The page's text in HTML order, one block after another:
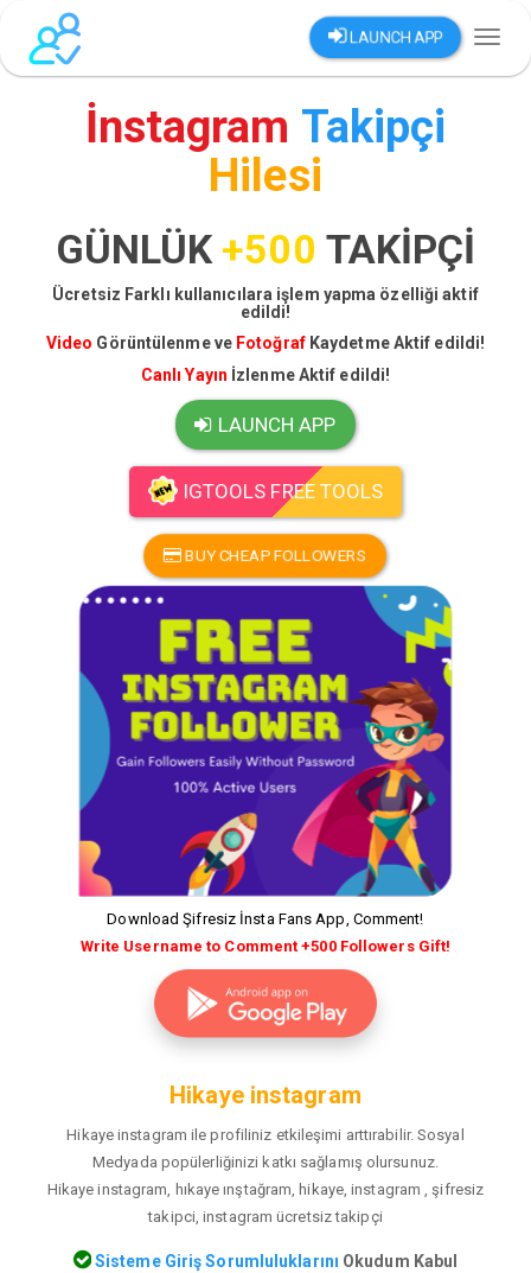
LAUNCH APP
İnstagram Takipçi
Hilesi
GÜNLÜK +500 TAKİPÇİ
Ücretsiz Farklı kullanıcılara işlem yapma özelliği aktif
edildi!
Video Görüntülenme ve Fotoğraf Kaydetme Aktif edildi!
Canlı Yayın İzlenme Aktif edildi!
LAUNCH APP
IGTOOLS FREE TOOLS
BUY CHEAP FOLLOWERS
Download Şifresiz İnsta Fans App, Comment!
Write Username to Comment +500 Followers Gift!
Hikaye instagram
Hikaye instagram ile profiliniz etkileşimi arttırabilir. Sosyal
Medyada popülerliğinizi katkı sağlamış olursunuz.
Hikaye instagram, hıkaye ınştağram, hikaye, instagram , şifresiz
takipci, instagram ücretsiz takipçi
Sisteme Giriş Sorumluluklarını Okudum Kabul